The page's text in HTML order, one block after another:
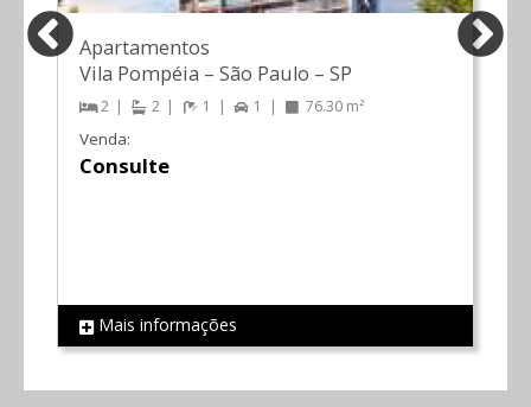
REF 325
Apartamentos
Vila Pompéia – São Paulo – SP
2 2 1 1 76.30 m²
Venda:
Consulte
Mais informações